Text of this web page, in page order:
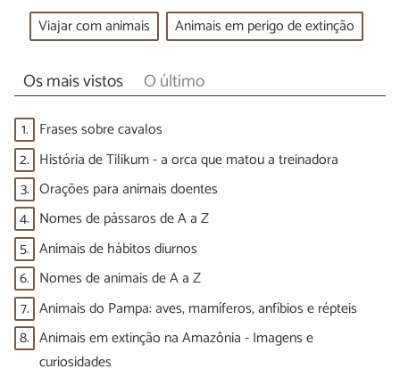
Viajar com animais Animais em perigo de extinção
Os mais vistos O último
1. Frases sobre cavalos
2. História de Tilikum - a orca que matou a treinadora
3. Orações para animais doentes
4. Nomes de pássaros de A a Z
5. Animais de hábitos diurnos
6. Nomes de animais de A a Z
7. Animais do Pampa: aves, mamíferos, anfíbios e répteis
8. Animais em extinção na Amazônia - Imagens e
curiosidades